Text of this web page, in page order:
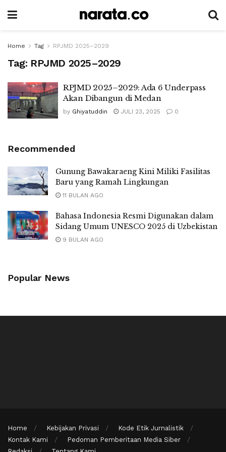
Home Tag RPJMD 2025–2029
Tag: RPJMD 2025–2029
RPJMD 2025–2029: Ada 6 Underpass
Akan Dibangun di Medan
by Ghiyatuddin JULI 23, 2025 0
Recommended
Gunung Bawakaraeng Kini Miliki Fasilitas
Baru yang Ramah Lingkungan
11 BULAN AGO
Bahasa Indonesia Resmi Digunakan dalam
Sidang Umum UNESCO 2025 di Uzbekistan
9 BULAN AGO
Popular News
Home Kebijakan Privasi
Kode Etik Jurnalistik
Kontak Kami
Pedoman Pemberitaan Media Siber